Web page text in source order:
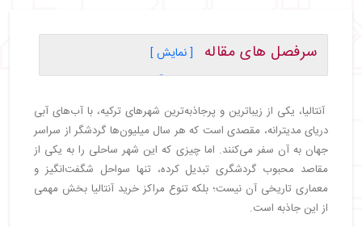
سرفصل های مقاله
[ نمایش ]
・مراکز خرید لوکس و مدرن در آنتالیا
مال آف آنتالیا (Mall of Antalya)
・ مارک آنتالیا (MarkAntalya Mall)
・
اوتلت‌ها و مراکز خرید اقتصادی آنتالیا
・
دیپو اوتلت سنتر (Deepo Outlet Center)
مرکز خرید لارا (Laura Mall)
・
بازارهای محلی و قدیمی آنتالیا
آنتالیا، یکی از زیباترین و پرجاذبه‌ترین شهرهای ترکیه، با آب‌های آبی
دریای مدیترانه، مقصدی است که هر سال میلیون‌ها گردشگر از سراسر
جهان به آن سفر می‌کنند. اما چیزی که این شهر ساحلی را به یکی از
مقاصد محبوب گردشگری تبدیل کرده، تنها سواحل شگفت‌انگیز و
معماری تاریخی آن نیست؛ بلکه تنوع مراکز خرید آنتالیا بخش مهمی
از این جاذبه است.